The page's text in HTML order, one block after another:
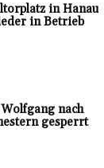
in Hanau
in Betrieb
nach
gesperrt